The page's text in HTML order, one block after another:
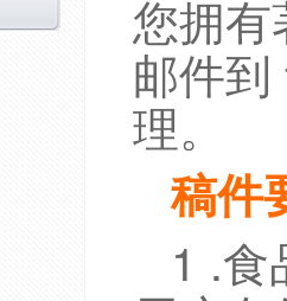
您拥
邮件
理。
稿件
1 .